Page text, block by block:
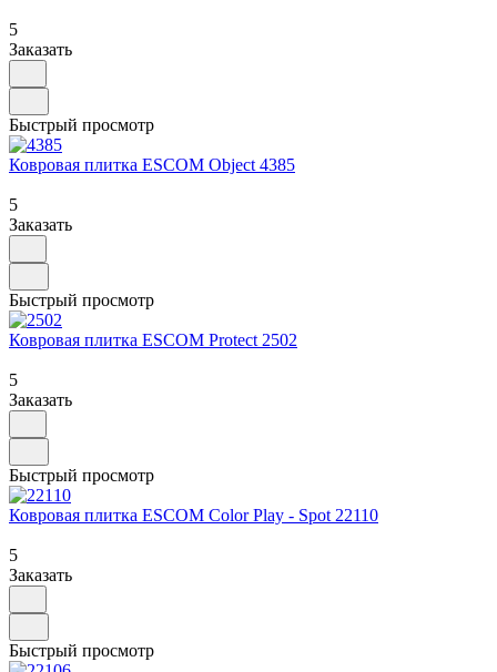
5
Заказать
Быстрый просмотр
Ковровая плитка ESCOM Object 4385
5
Заказать
Быстрый просмотр
Ковровая плитка ESCOM Protect 2502
5
Заказать
Быстрый просмотр
Ковровая плитка ESCOM Color Play - Spot 22110
5
Заказать
Быстрый просмотр